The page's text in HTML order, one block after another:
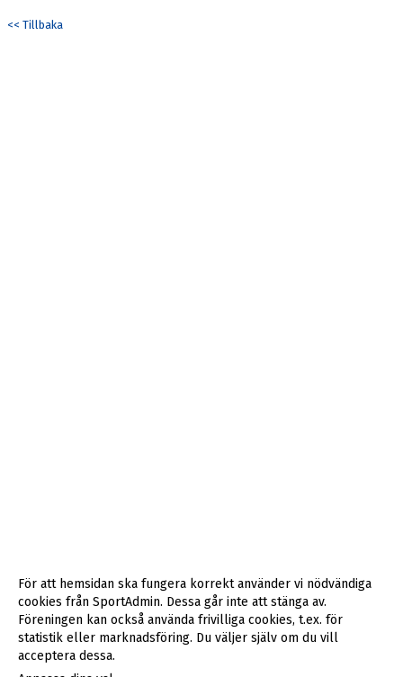
<< Tillbaka
För att hemsidan ska fungera korrekt använder vi nödvändiga
cookies från SportAdmin. Dessa går inte att stänga av.
Föreningen kan också använda frivilliga cookies, t.ex. för
statistik eller marknadsföring. Du väljer själv om du vill
acceptera dessa.